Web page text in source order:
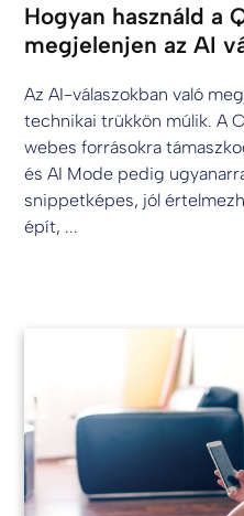
Hogyan használd a
megjelenjen az AI
Az AI-válaszokban való
technikai trükkön múlik. A
webes forrásokra
és AI Mode pedig
snippetképes, jól
épít, ...